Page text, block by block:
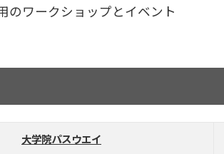
のワークショップとイベント
大学院パスウエイ